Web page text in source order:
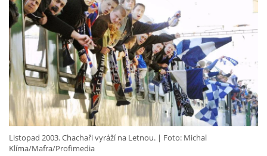
Listopad 2003. Chachaři vyráží na Letnou.
Foto: Michal
Klíma/Mafra/Profimedia